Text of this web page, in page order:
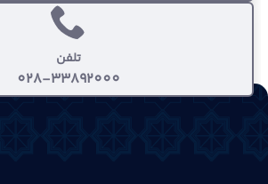
تلفن
028-33892000